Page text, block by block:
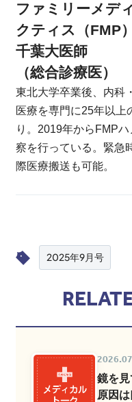
ファミリーメデ
クティス（FMP
千葉大医師
（総合診療医）
東北大学卒業後、内科
医療を専門に25年以上
り。2019年からFMP
察を行っている。緊急
際医療搬送も可能。
2025年9月号
鏡を
原因